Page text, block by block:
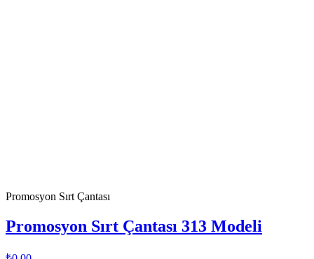
Promosyon Sırt Çantası
Promosyon Sırt Çantası 313 Modeli